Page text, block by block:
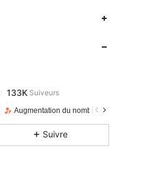
133K
Augmentation du nombre d'abonnés : 49
Suivre